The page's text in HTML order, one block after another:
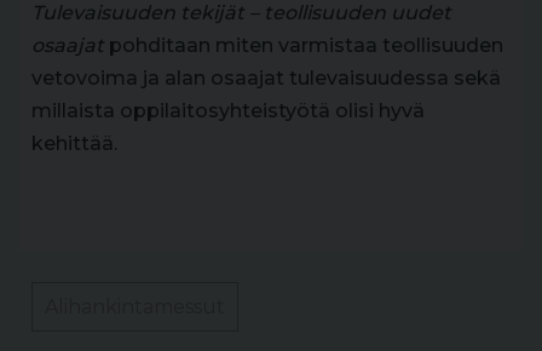
Tulevaisuuden tekijät – teollisuuden uudet
osaajat pohditaan miten varmistaa teollisuuden
vetovoima ja alan osaajat tulevaisuudessa sekä
millaista oppilaitosyhteistyötä olisi hyvä
kehittää.